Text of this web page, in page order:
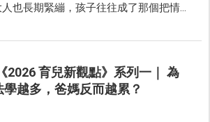
也長期緊繃，孩子往往成了那個把情
《2026 育兒新觀點》系列一｜ 為
越多，爸媽反而越累？